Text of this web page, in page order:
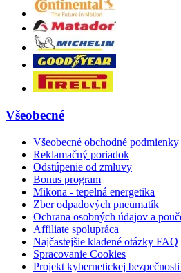
Všeobecné
Všeobecné obchodné podmienky
Reklamačný poriadok
Odstúpenie od zmluvy
Bonus program
Mikona - tepelná energetika
Zber odpadových pneumatík
Ochrana osobných údajov a
Affiliate spolupráca
Najčastejšie kladené otázky FAQ
Spracovanie Cookies
Projekt kybernetickej